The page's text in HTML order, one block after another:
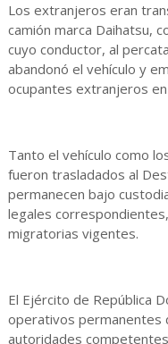
Los extranjeros eran
camión marca Daihatsu,
cuyo conductor, al
abandonó el vehículo y
ocupantes extranjeros en
Tanto el vehículo como
fueron trasladados al
permanecen bajo
legales
migratorias vigentes.
El Ejército de República
operativos permanentes
autoridades